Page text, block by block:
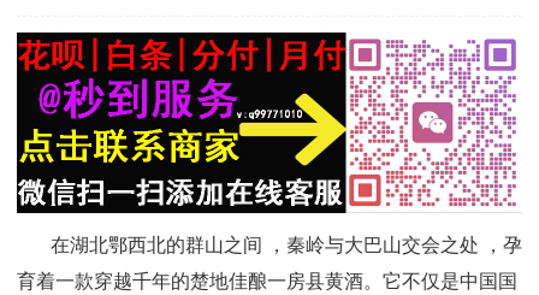
在湖北鄂西北的群山之间 ，秦岭与大巴山交会之处 ，孕
育着一款穿越千年的楚地佳酿一房县黄酒。它不仅是中国国